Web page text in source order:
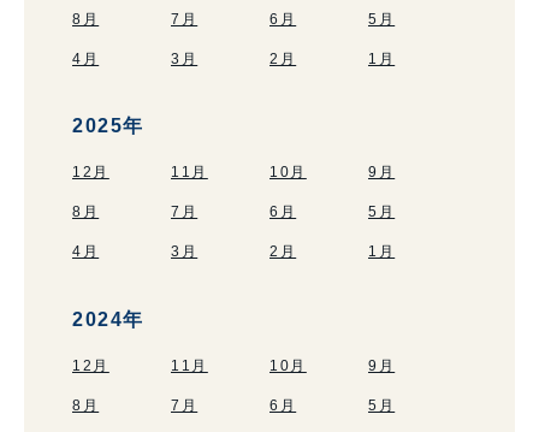
8月 7月 6月 5月
4月 3月 2月 1月
2025年
12月 11月 10月 9月
8月 7月 6月 5月
4月 3月 2月 1月
2024年
12月 11月 10月 9月
8月 7月 6月 5月